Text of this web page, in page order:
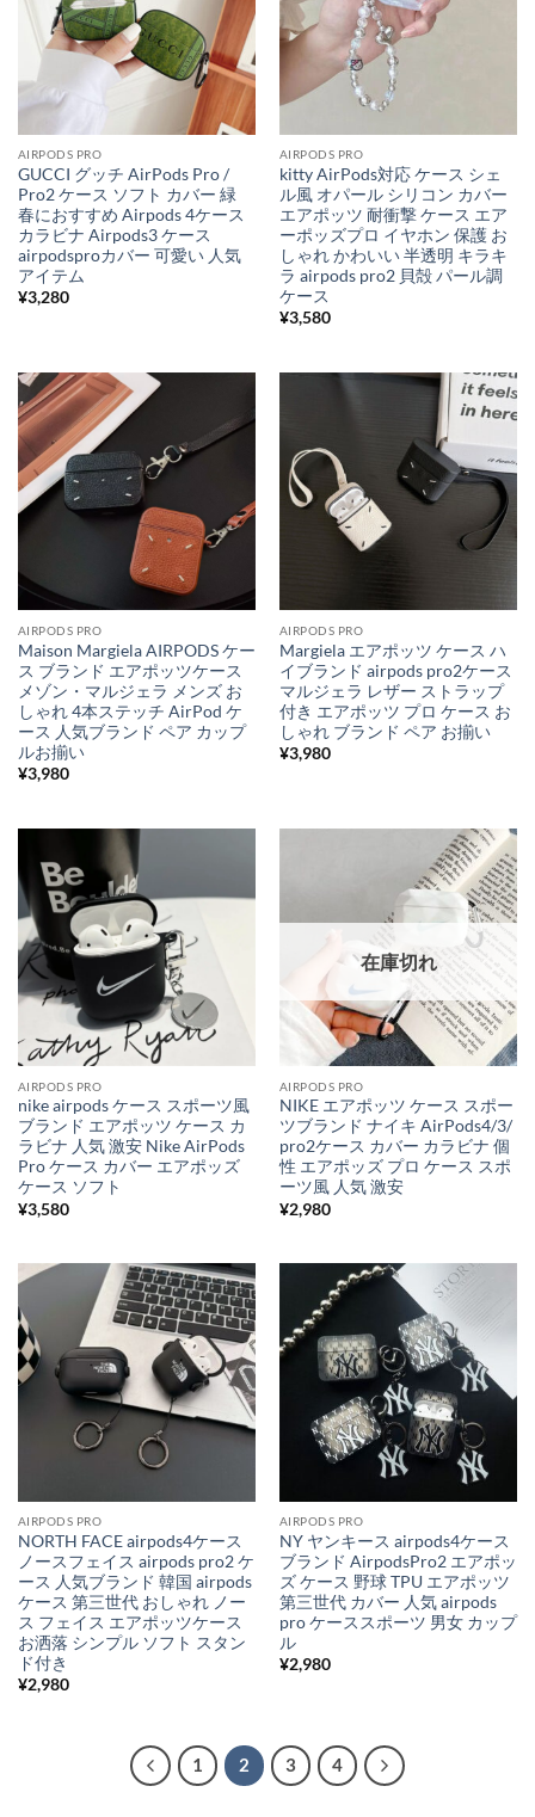
AIRPODS PRO
GUCCI グッチ AirPods Pro /
Pro2 ケース ソフト カバー 緑
春におすすめ Airpods 4ケース
カラビナ Airpods3 ケース
airpodsproカバー 可愛い 人気
アイテム
¥3,280
AIRPODS PRO
kitty AirPods対応 ケース シェ
ル風 オパール シリコン カバー
エアポッツ 耐衝撃 ケース エア
ーポッズプロ イヤホン 保護 お
しゃれ かわいい 半透明 キラキ
ラ airpods pro2 貝殻 パール調
ケース
¥3,580
AIRPODS PRO
Maison Margiela AIRPODS ケー
ス ブランド エアポッツケース
メゾン・マルジェラ メンズ お
しゃれ 4本ステッチ AirPod ケ
ース 人気ブランド ペア カップ
ルお揃い
¥3,980
AIRPODS PRO
Margiela エアポッツ ケース ハ
イブランド airpods pro2ケース
マルジェラ レザー ストラップ
付き エアポッツ プロ ケース お
しゃれ ブランド ペア お揃い
¥3,980
AIRPODS PRO
nike airpods ケース スポーツ風
ブランド エアポッツ ケース カ
ラビナ 人気 激安 Nike AirPods
Pro ケース カバー エアポッズ
ケース ソフト
¥3,580
在庫切れ
AIRPODS PRO
NIKE エアポッツ ケース スポー
ツブランド ナイキ AirPods4/3/
pro2ケース カバー カラビナ 個
性 エアポッズ プロ ケース スポ
ーツ風 人気 激安
¥2,980
AIRPODS PRO
NORTH FACE airpods4ケース
ノースフェイス airpods pro2 ケ
ース 人気ブランド 韓国 airpods
ケース 第三世代 おしゃれ ノー
ス フェイス エアポッツケース
お洒落 シンプル ソフト スタン
ド付き
¥2,980
AIRPODS PRO
NY ヤンキース airpods4ケース
ブランド AirpodsPro2 エアポッ
ズ ケース 野球 TPU エアポッツ
第三世代 カバー 人気 airpods
pro ケーススポーツ 男女 カップ
ル
¥2,980
1 2 3 4